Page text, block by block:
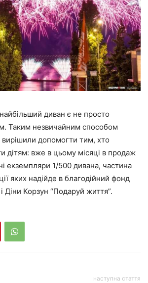
диван є не просто
Таким незвичайним способом
допомогти тим, хто
дітям: вже в цьому місяці в продаж
екземпляри 1/500 дивана, частина
яких надійде в благодійний фонд
Діни Корзун “Подаруй життя”.
наступна стаття